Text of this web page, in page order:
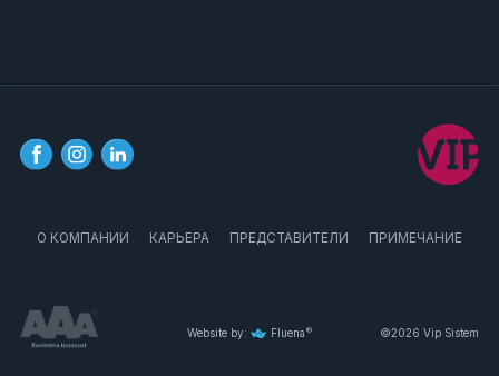
О КОМПАНИИ КАРЬЕРА ПРЕДСТАВИТЕЛИ ПРИМЕЧАНИЕ
Website by: Fluena ® ©2026 Vip Sistem